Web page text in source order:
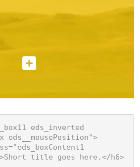
eds_inverted
eds__mousePosition">
title goes here.</h6>